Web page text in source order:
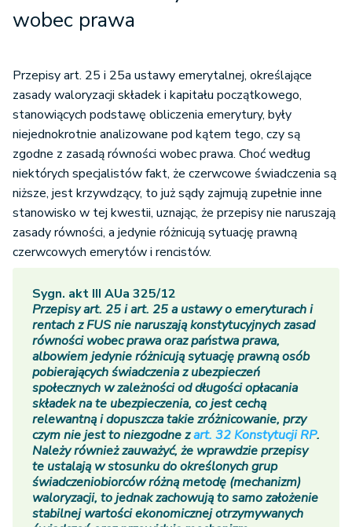
wobec prawa
Przepisy art. 25 i 25a ustawy emerytalnej, określające
zasady waloryzacji składek i kapitału początkowego,
stanowiących podstawę obliczenia emerytury, były
niejednokrotnie analizowane pod kątem tego, czy są
zgodne z zasadą równości wobec prawa. Choć według
niektórych specjalistów fakt, że czerwcowe świadczenia są
niższe, jest krzywdzący, to już sądy zajmują zupełnie inne
stanowisko w tej kwestii, uznając, że przepisy nie naruszają
zasady równości, a jedynie różnicują sytuację prawną
czerwcowych emerytów i rencistów.
Sygn. akt III AUa 325/12
Przepisy art. 25 i art. 25 a ustawy o emeryturach i
rentach z FUS nie naruszają konstytucyjnych zasad
równości wobec prawa oraz państwa prawa,
albowiem jedynie różnicują sytuację prawną osób
pobierających świadczenia z ubezpieczeń
społecznych w zależności od długości opłacania
składek na te ubezpieczenia, co jest cechą
relewantną i dopuszcza takie zróżnicowanie, przy
czym nie jest to niezgodne zart. 32 Konstytucji RP.
Należy również zauważyć, że wprawdzie przepisy
te ustalają w stosunku do określonych grup
świadczeniobiorców różną metodę (mechanizm)
waloryzacji, to jednak zachowują to samo założenie
stabilnej wartości ekonomicznej otrzymywanych